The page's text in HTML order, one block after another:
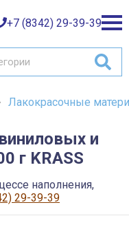
+7 (8342) 29-39-39
Лакокрасочные
и
г KRASS
наполнения,
29-39-39